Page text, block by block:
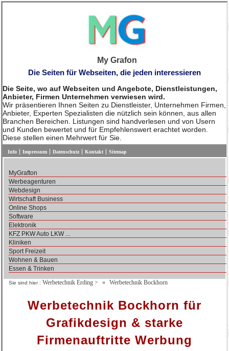
My Grafon
Die Seiten für Webseiten, die jeden interessieren
Die Seite, wo auf Webseiten und Angebote, Dienstleistungen,
Anbieter, Firmen Unternehmen verwiesen wird.
Wir präsentieren Ihnen Seiten zu Dienstleister, Unternehmen Firmen,
Anbieter, Experten Spezialisten die nützlich sein können, aus allen
Branchen Bereichen. Listungen sind handverlesen und von Usern
und Kunden bewertet und für Empfehlenswert erachtet worden.
Diese stellen einen Mehrwert für Sie.
Info Impressum Datenschutz Kontakt Sitemap
MyGrafton
Werbeagenturen
Webdesign
Wirtschaft Business
Online Shops
Software
Elektronik
KFZ PKW Auto LKW ...
Kliniken
Sport Freizeit
Wohnen & Bauen
Essen & Trinken
Sie sind hier : Werbetechnik Erding > Werbetechnik Bockhorn
Werbetechnik Bockhorn für
Grafikdesign & starke
Firmenauftritte Werbung